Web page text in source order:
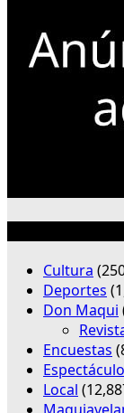
Cultura
Deportes
Don Maqui
Encuestas
Local